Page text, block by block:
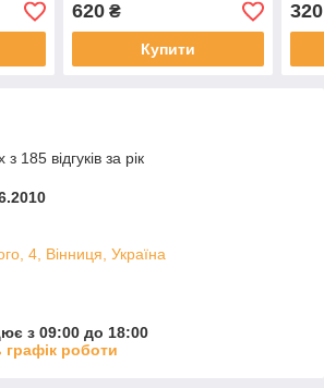
620₴
Купити
320
185 відгуків за рік
4, Вінниця, Україна
з 09:00 до 18:00
графік роботи